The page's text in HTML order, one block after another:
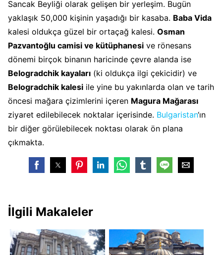
Sancak Beyliği olarak gelişen bir yerleşim. Bugün
yaklaşık 50,000 kişinin yaşadığı bir kasaba. Baba Vida
kalesi oldukça güzel bir ortaçağ kalesi. Osman
Pazvantoğlu camisi ve kütüphanesi ve rönesans
dönemi birçok binanın haricinde çevre alanda ise
Belogradchik kayaları (ki oldukça ilgi çekicidir) ve
Belogradchik kalesi ile yine bu yakınlarda olan ve tarih
öncesi mağara çizimlerini içeren Magura Mağarası
ziyaret edilebilecek noktalar içerisinde. Bulgaristan‘ın
bir diğer görülebilecek noktası olarak ön plana
çıkmakta.
İlgili Makaleler